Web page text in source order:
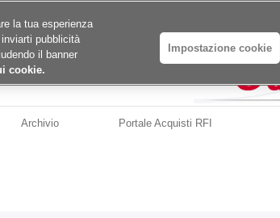
Archivio Portale Acquisti RFI
la tua esperienza
pubblicità
il banner
cookie.
Impostazione cookie